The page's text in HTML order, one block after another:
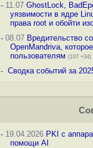
-11.07 GhostLock,
уязвимости в ядре
права root и обойти
-08.07 Вредительство
OpenMandriva,
пользователям (107 +34)
- Сводка событий за
-19.04.2026 PKI с
помощи AI